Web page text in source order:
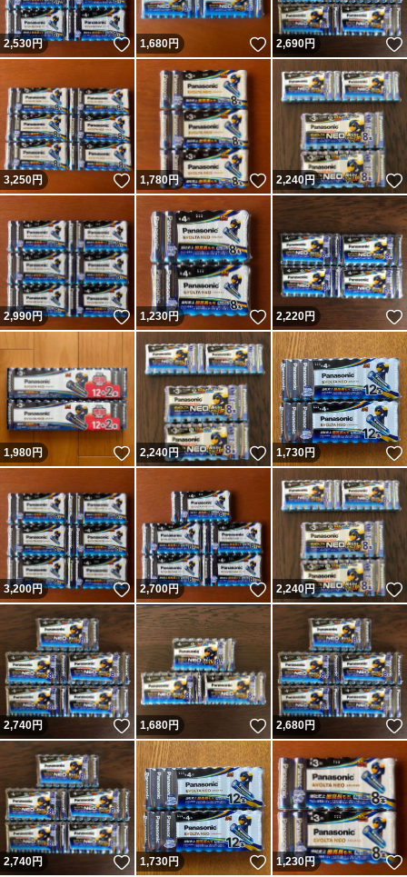
2,530円 いいね！
1,680円 いいね！
2,690円
3,250円 いいね！
1,780円 いいね！
2,240円
2,990円 いいね！
1,230円 いいね！
2,220円
1,980円 いいね！
2,240円 いいね！
1,730円
3,200円 いいね！
2,700円 いいね！
2,240円
2,740円 いいね！
1,680円 いいね！
2,680円
2,740円 いいね！
1,730円 いいね！
1,230円